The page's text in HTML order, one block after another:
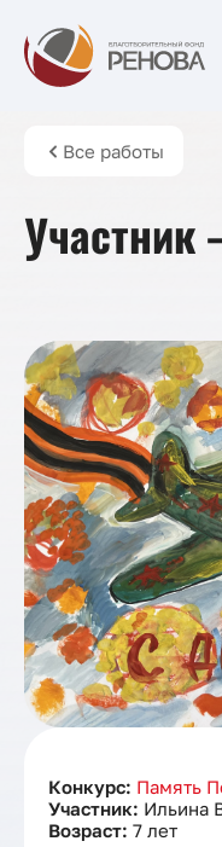
Все работы
Конкурс: Память
Участник: Ильина
Возраст: 7 лет